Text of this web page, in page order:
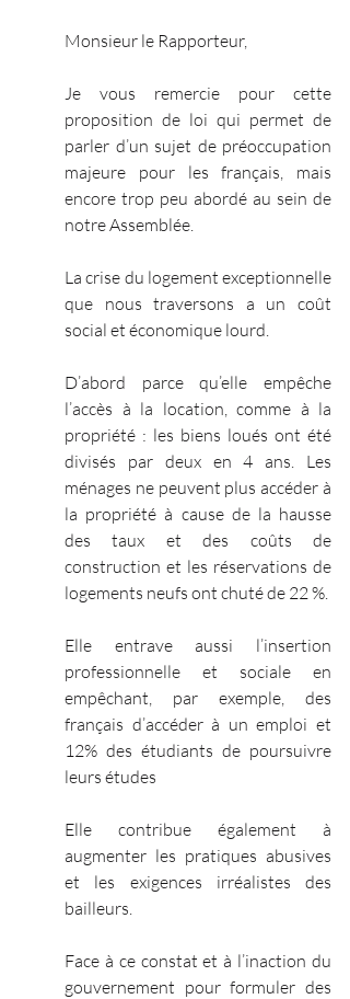
Monsieur le Rapporteur,
Je vous remercie pour cette
proposition de loi qui permet de
parler d’un sujet de préoccupation
majeure pour les français, mais
encore trop peu abordé au sein de
notre Assemblée.
La crise du logement exceptionnelle
que nous traversons a un coût
social et économique lourd.
D’abord parce qu’elle empêche
l’accès à la location, comme à la
propriété : les biens loués ont été
divisés par deux en 4 ans. Les
ménages ne peuvent plus accéder à
la propriété à cause de la hausse
des taux et des coûts de
construction et les réservations de
logements neufs ont chuté de 22 %.
Elle entrave aussi l’insertion
professionnelle et sociale en
empêchant, par exemple, des
français d’accéder à un emploi et
12% des étudiants de poursuivre
leurs études
Elle contribue également à
augmenter les pratiques abusives
et les exigences irréalistes des
bailleurs.
Face à ce constat et à l’inaction du
gouvernement pour formuler des